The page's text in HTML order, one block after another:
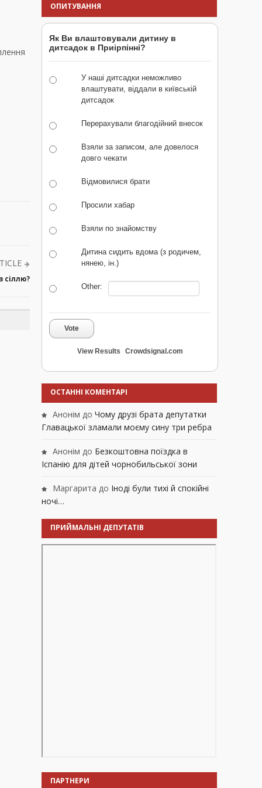
сіллю?
ОПИТУВАННЯ
Як Ви влаштовували дитину в
дитсадок в Приірпінні?
У наші дитсадки неможливо
влаштувати, віддали в київській
дитсадок
Перерахували благодійний внесок
Взяли за записом, але довелося
довго чекати
Відмовилися брати
Просили хабар
Взяли по знайомству
Дитина сидить вдома (з родичем,
нянею, ін.)
Other:
Vote
View Results Crowdsignal.com
ОСТАННІ КОМЕНТАРІ
Анонім до Чому друзі брата депутатки
Главацької зламали моєму сину три ребра
Анонім до Безкоштовна поїздка в
Іспанію для дітей чорнобильської зони
Маргарита до Іноді були тихі й спокійні
ночі…
ПРИЙМАЛЬНІ ДЕПУТАТІВ
ПАРТНЕРИ